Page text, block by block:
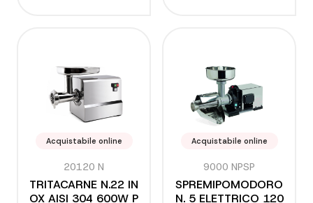
Acquistabile online
20120 N
TRITACARNE N.22 IN
OX AISI 304 600W P
Acquistabile online
9000 NPSP
SPREMIPOMODORO
N. 5 ELETTRICO 120